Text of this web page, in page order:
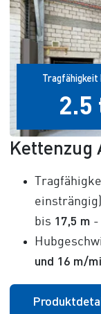
Tragfähigkeit
2.5
Kettenzug
bis 17,5 m -
und 16 m/